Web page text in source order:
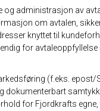
og administrasjon av
om avtalen,
knyttet til
for avtaleoppfyllelse
(f.eks. epost/
dokumenterbart
for Fjordkrafts egne,